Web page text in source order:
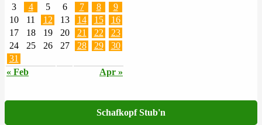
« Feb Apr »
3
4 5 6 7 8
9
10
11 12 13 14 15
16
17
18 19 20 21 22
23
24
25 26 27 28 29
30
31
Schafkopf Stub'n